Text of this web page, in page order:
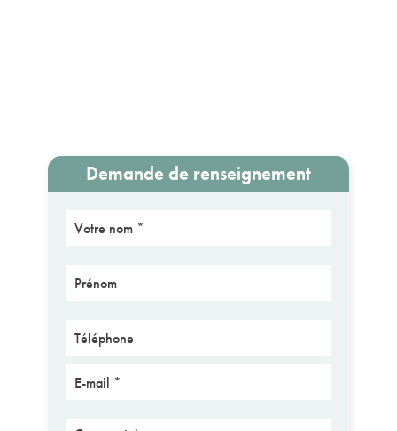
Demande de renseignement